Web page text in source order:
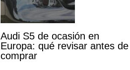
Audi S5 de ocasión en
Europa: qué revisar antes de
comprar